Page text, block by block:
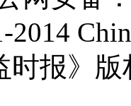
2014
时报》